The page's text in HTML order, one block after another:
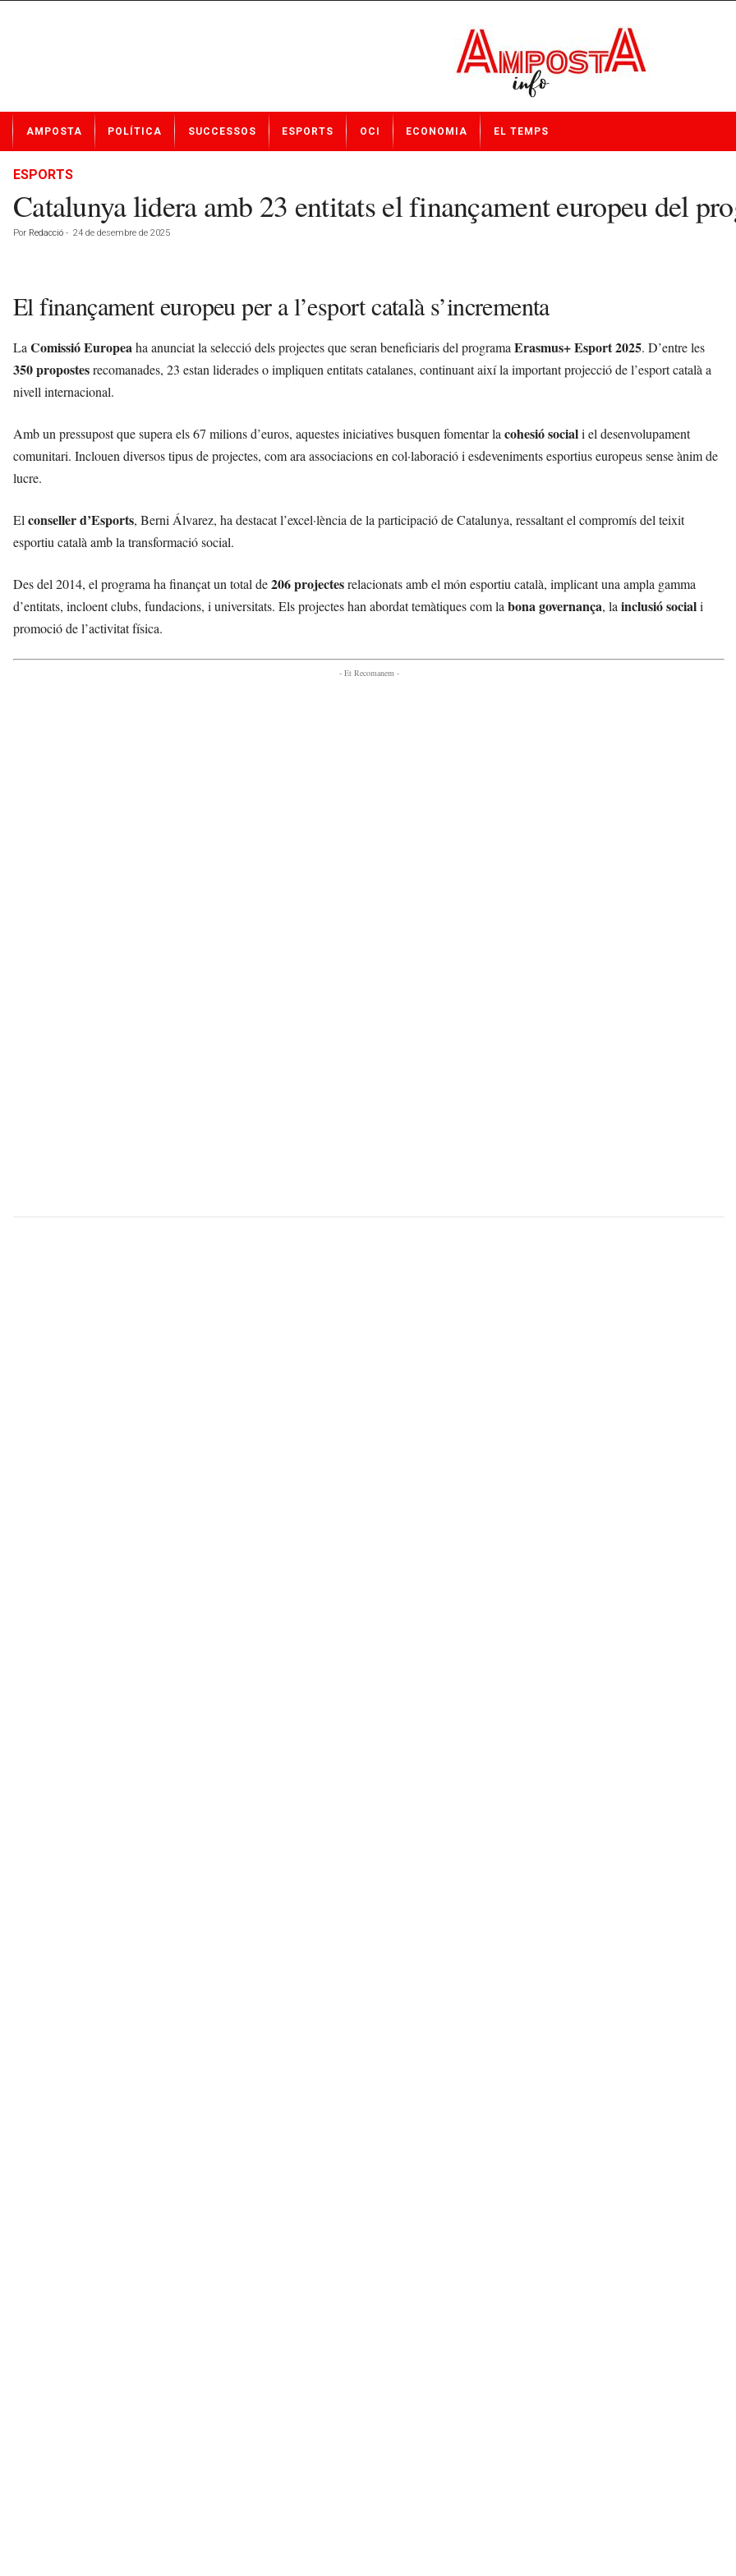
t
AMPOSTA POLÍTICA SUCCESSOS ESPORTS OCI ECONOMIA EL TEMPS
ESPORTS
Catalunya lidera amb 23 entitats el finançament europeu del
Por Redacció - 24 de desembre de 2025
El finançament europeu per a l’esport català s’incrementa
La Comissió Europeaha anunciat la selecció dels projectes que seran beneficiaris del programa Erasmus+ Esport 2025. D’entre les
350 propostesrecomanades, 23 estan liderades o impliquen entitats catalanes, continuant així la important projecció de l’esport català a
nivell internacional.
Amb un pressupost que supera els 67 milions d’euros, aquestes iniciatives busquen fomentar la cohesió sociali el desenvolupament
comunitari. Inclouen diversos tipus de projectes, com ara associacions en col·laboració i esdeveniments esportius europeus sense ànim de
lucre.
El conseller d’Esports, Berni Álvarez, ha destacat l’excel·lència de la participació de Catalunya, ressaltant el compromís del teixit
esportiu català amb la transformació social.
Des del 2014, el programa ha finançat un total de206 projectesrelacionats amb el món esportiu català, implicant una ampla gamma
d’entitats, incloent clubs, fundacions, i universitats. Els projectes han abordat temàtiques com la bona governança, la inclusió sociali
promoció de l’activitat física.
- Et Recomanem -